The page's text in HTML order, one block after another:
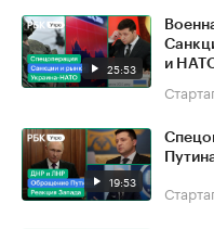
25:53
и
19:53